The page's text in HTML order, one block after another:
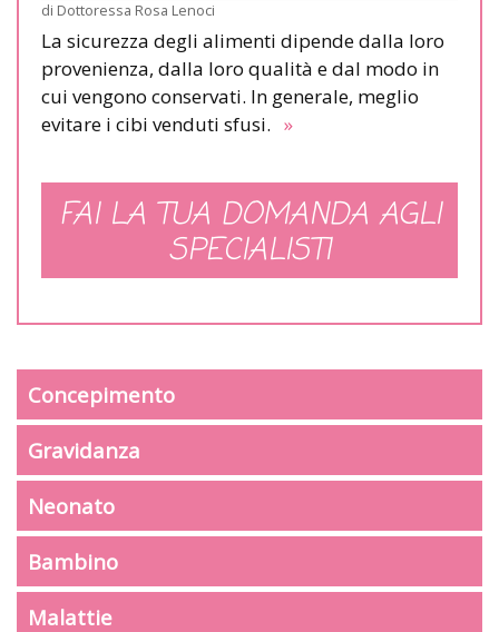
di Dottoressa Rosa Lenoci
La sicurezza degli alimenti dipende dalla loro
provenienza, dalla loro qualità e dal modo in
cui vengono conservati. In generale, meglio
evitare i cibi venduti sfusi. »
FAI LA TUA DOMANDA AGLI
SPECIALISTI
Concepimento
Gravidanza
Neonato
Bambino
Malattie